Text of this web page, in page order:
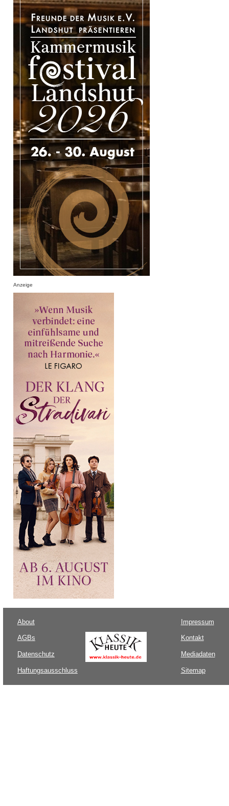
Anzeige
About
AGBs
Datenschutz
Haftungsausschluss
Impressum
Kontakt
Mediadaten
Sitemap